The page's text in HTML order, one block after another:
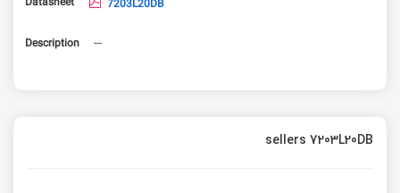
7203L20DB
Description ---
sellers 7203L20DB